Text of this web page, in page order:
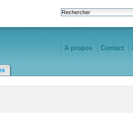
A propos Contact